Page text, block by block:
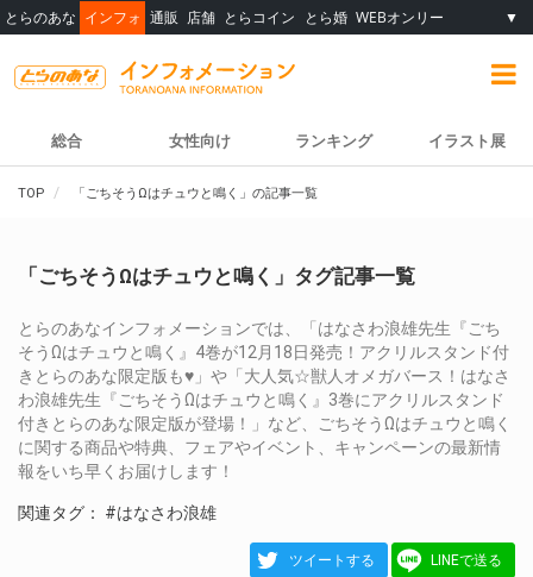
とらのあな インフォ 通販 店舗 とらコイン とら婚 WEBオンリー ▼
総合 女性向け ランキング イラスト展
TOP 「ごちそうΩはチュウと鳴く」の記事一覧
「ごちそうΩはチュウと鳴く」タグ記事一覧
とらのあなインフォメーションでは、「はなさわ浪雄先生『ごち
そうΩはチュウと鳴く』4巻が12月18日発売！アクリルスタンド付
きとらのあな限定版も♥」や「大人気☆獣人オメガバース！はなさ
わ浪雄先生『ごちそうΩはチュウと鳴く』3巻にアクリルスタンド
付きとらのあな限定版が登場！」など、ごちそうΩはチュウと鳴く
に関する商品や特典、フェアやイベント、キャンペーンの最新情
報をいち早くお届けします！
関連タグ： #はなさわ浪雄
ツイートする LINEで送る